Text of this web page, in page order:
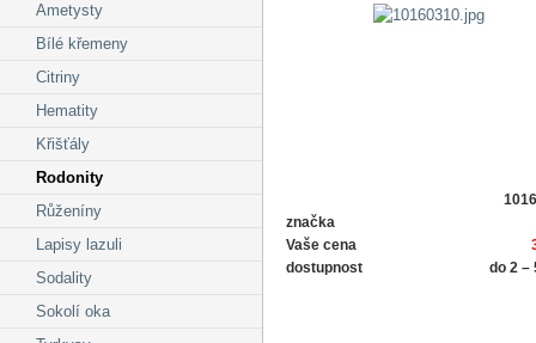
Ametysty
Bílé křemeny
Citriny
Hematity
Křišťály
Rodonity
Růženíny
Lapisy lazuli
Sodality
Sokolí oka
značka
Vaše cena
dostupnost
do 2 –